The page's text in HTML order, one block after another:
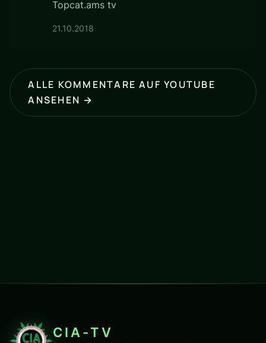
Topcat.ams tv
21.10.2018
ALLE KOMMENTARE AUF YOUTUBE
ANSEHEN →
CIA-TV